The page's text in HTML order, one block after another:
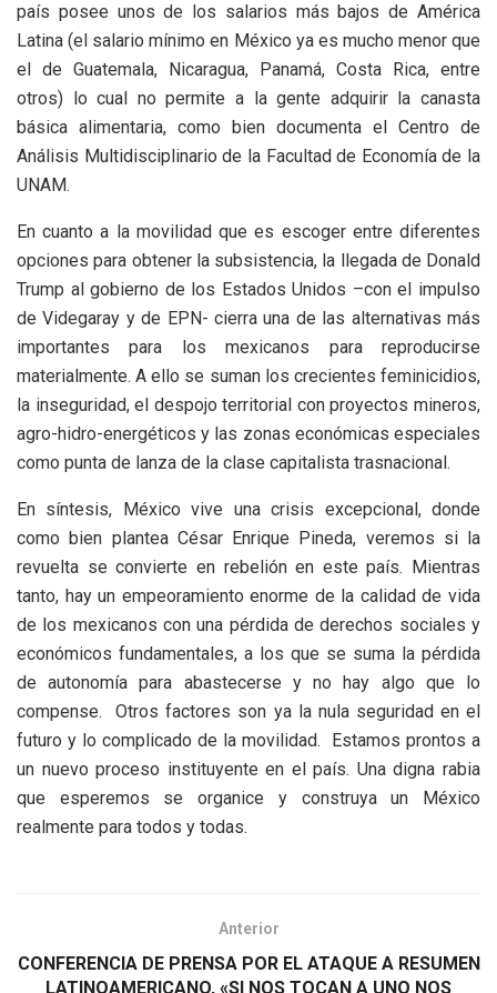
país posee unos de los salarios más bajos de América
Latina (el salario mínimo en México ya es mucho menor que
el de Guatemala, Nicaragua, Panamá, Costa Rica, entre
otros) lo cual no permite a la gente adquirir la canasta
básica alimentaria, como bien documenta el Centro de
Análisis Multidisciplinario de la Facultad de Economía de la
UNAM.
En cuanto a la movilidad que es escoger entre diferentes
opciones para obtener la subsistencia, la llegada de Donald
Trump al gobierno de los Estados Unidos –con el impulso
de Videgaray y de EPN- cierra una de las alternativas más
importantes para los mexicanos para reproducirse
materialmente. A ello se suman los crecientes feminicidios,
la inseguridad, el despojo territorial con proyectos mineros,
agro-hidro-energéticos y las zonas económicas especiales
como punta de lanza de la clase capitalista trasnacional.
En síntesis, México vive una crisis excepcional, donde
como bien plantea César Enrique Pineda, veremos si la
revuelta se convierte en rebelión en este país. Mientras
tanto, hay un empeoramiento enorme de la calidad de vida
de los mexicanos con una pérdida de derechos sociales y
económicos fundamentales, a los que se suma la pérdida
de autonomía para abastecerse y no hay algo que lo
compense. Otros factores son ya la nula seguridad en el
futuro y lo complicado de la movilidad. Estamos prontos a
un nuevo proceso instituyente en el país. Una digna rabia
que esperemos se organice y construya un México
realmente para todos y todas.
Anterior
CONFERENCIA DE PRENSA POR EL ATAQUE A RESUMEN
LATINOAMERICANO, «SI NOS TOCAN A UNO NOS